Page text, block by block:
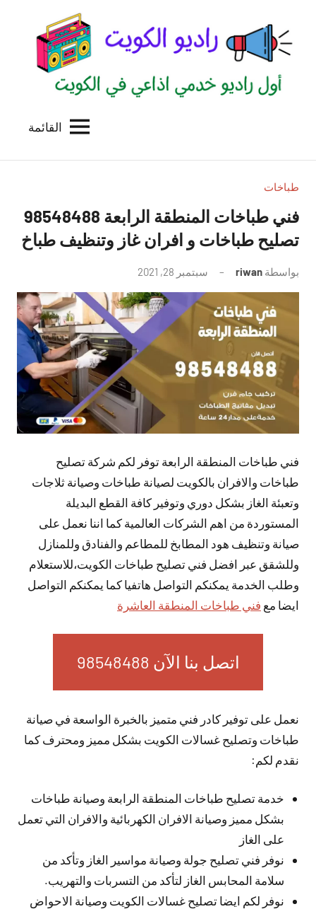
المحتوى
الكويت
للاعلانات
بالكويت
القائمة
طباخات
فني طباخات المنطقة الرابعة 98548488
تصليح طباخات و افران غاز وتنظيف طباخ
بواسطة riwan سبتمبر 28, 2021
توجد
تعليقات
فني طباخات المنطقة الرابعة توفر لكم شركة تصليح
طباخات والافران بالكويت لصيانة طباخات وصيانة ثلاجات
وتعبئة الغاز بشكل دوري وتوفير كافة القطع البديلة
المستوردة من اهم الشركات العالمية كما اننا نعمل على
صيانة وتنظيف هود المطابخ للمطاعم والفنادق وللمنازل
وللشقق عبر افضل فني تصليح طباخات الكويت،للاستعلام
وطلب الخدمة يمكنكم التواصل هاتفيا كما يمكنكم التواصل
ايضا مع فني طباخات المنطقة العاشرة
اتصل بنا الآن 98548488
نعمل على توفير كادر فني متميز بالخبرة الواسعة في صيانة
طباخات وتصليح غسالات الكويت بشكل مميز ومحترف كما
نقدم لكم:
خدمة تصليح طباخات المنطقة الرابعة وصيانة طباخات
بشكل مميز وصيانة الافران الكهربائية والافران التي تعمل
على الغاز
نوفر فني تصليح جولة وصيانة مواسير الغاز وتأكد من
سلامة المحابس الغاز لتأكد من التسربات والتهريب.
نوفر لكم ايضا تصليح غسالات الكويت وصيانة الاحواض